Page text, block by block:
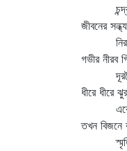
চন্দ্র-
জীবনের
নিরালয়
গভীর
ধীরে
একে
তখন
স্মৃতির